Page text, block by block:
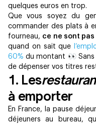
quelques euros en trop.
Que vous soyez du
commander des plats à
fourneau, ce ne sont
quand on sait que
60%du montant 👀 Sans
de dépenser vos titres
1. Les
à emporter
En France, la pause
déjeuners au bureau,